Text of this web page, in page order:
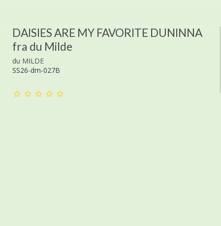
DAISIES ARE MY FAVORITE DUNINNA
fra du Milde
du MILDE
SS26-dm-027B